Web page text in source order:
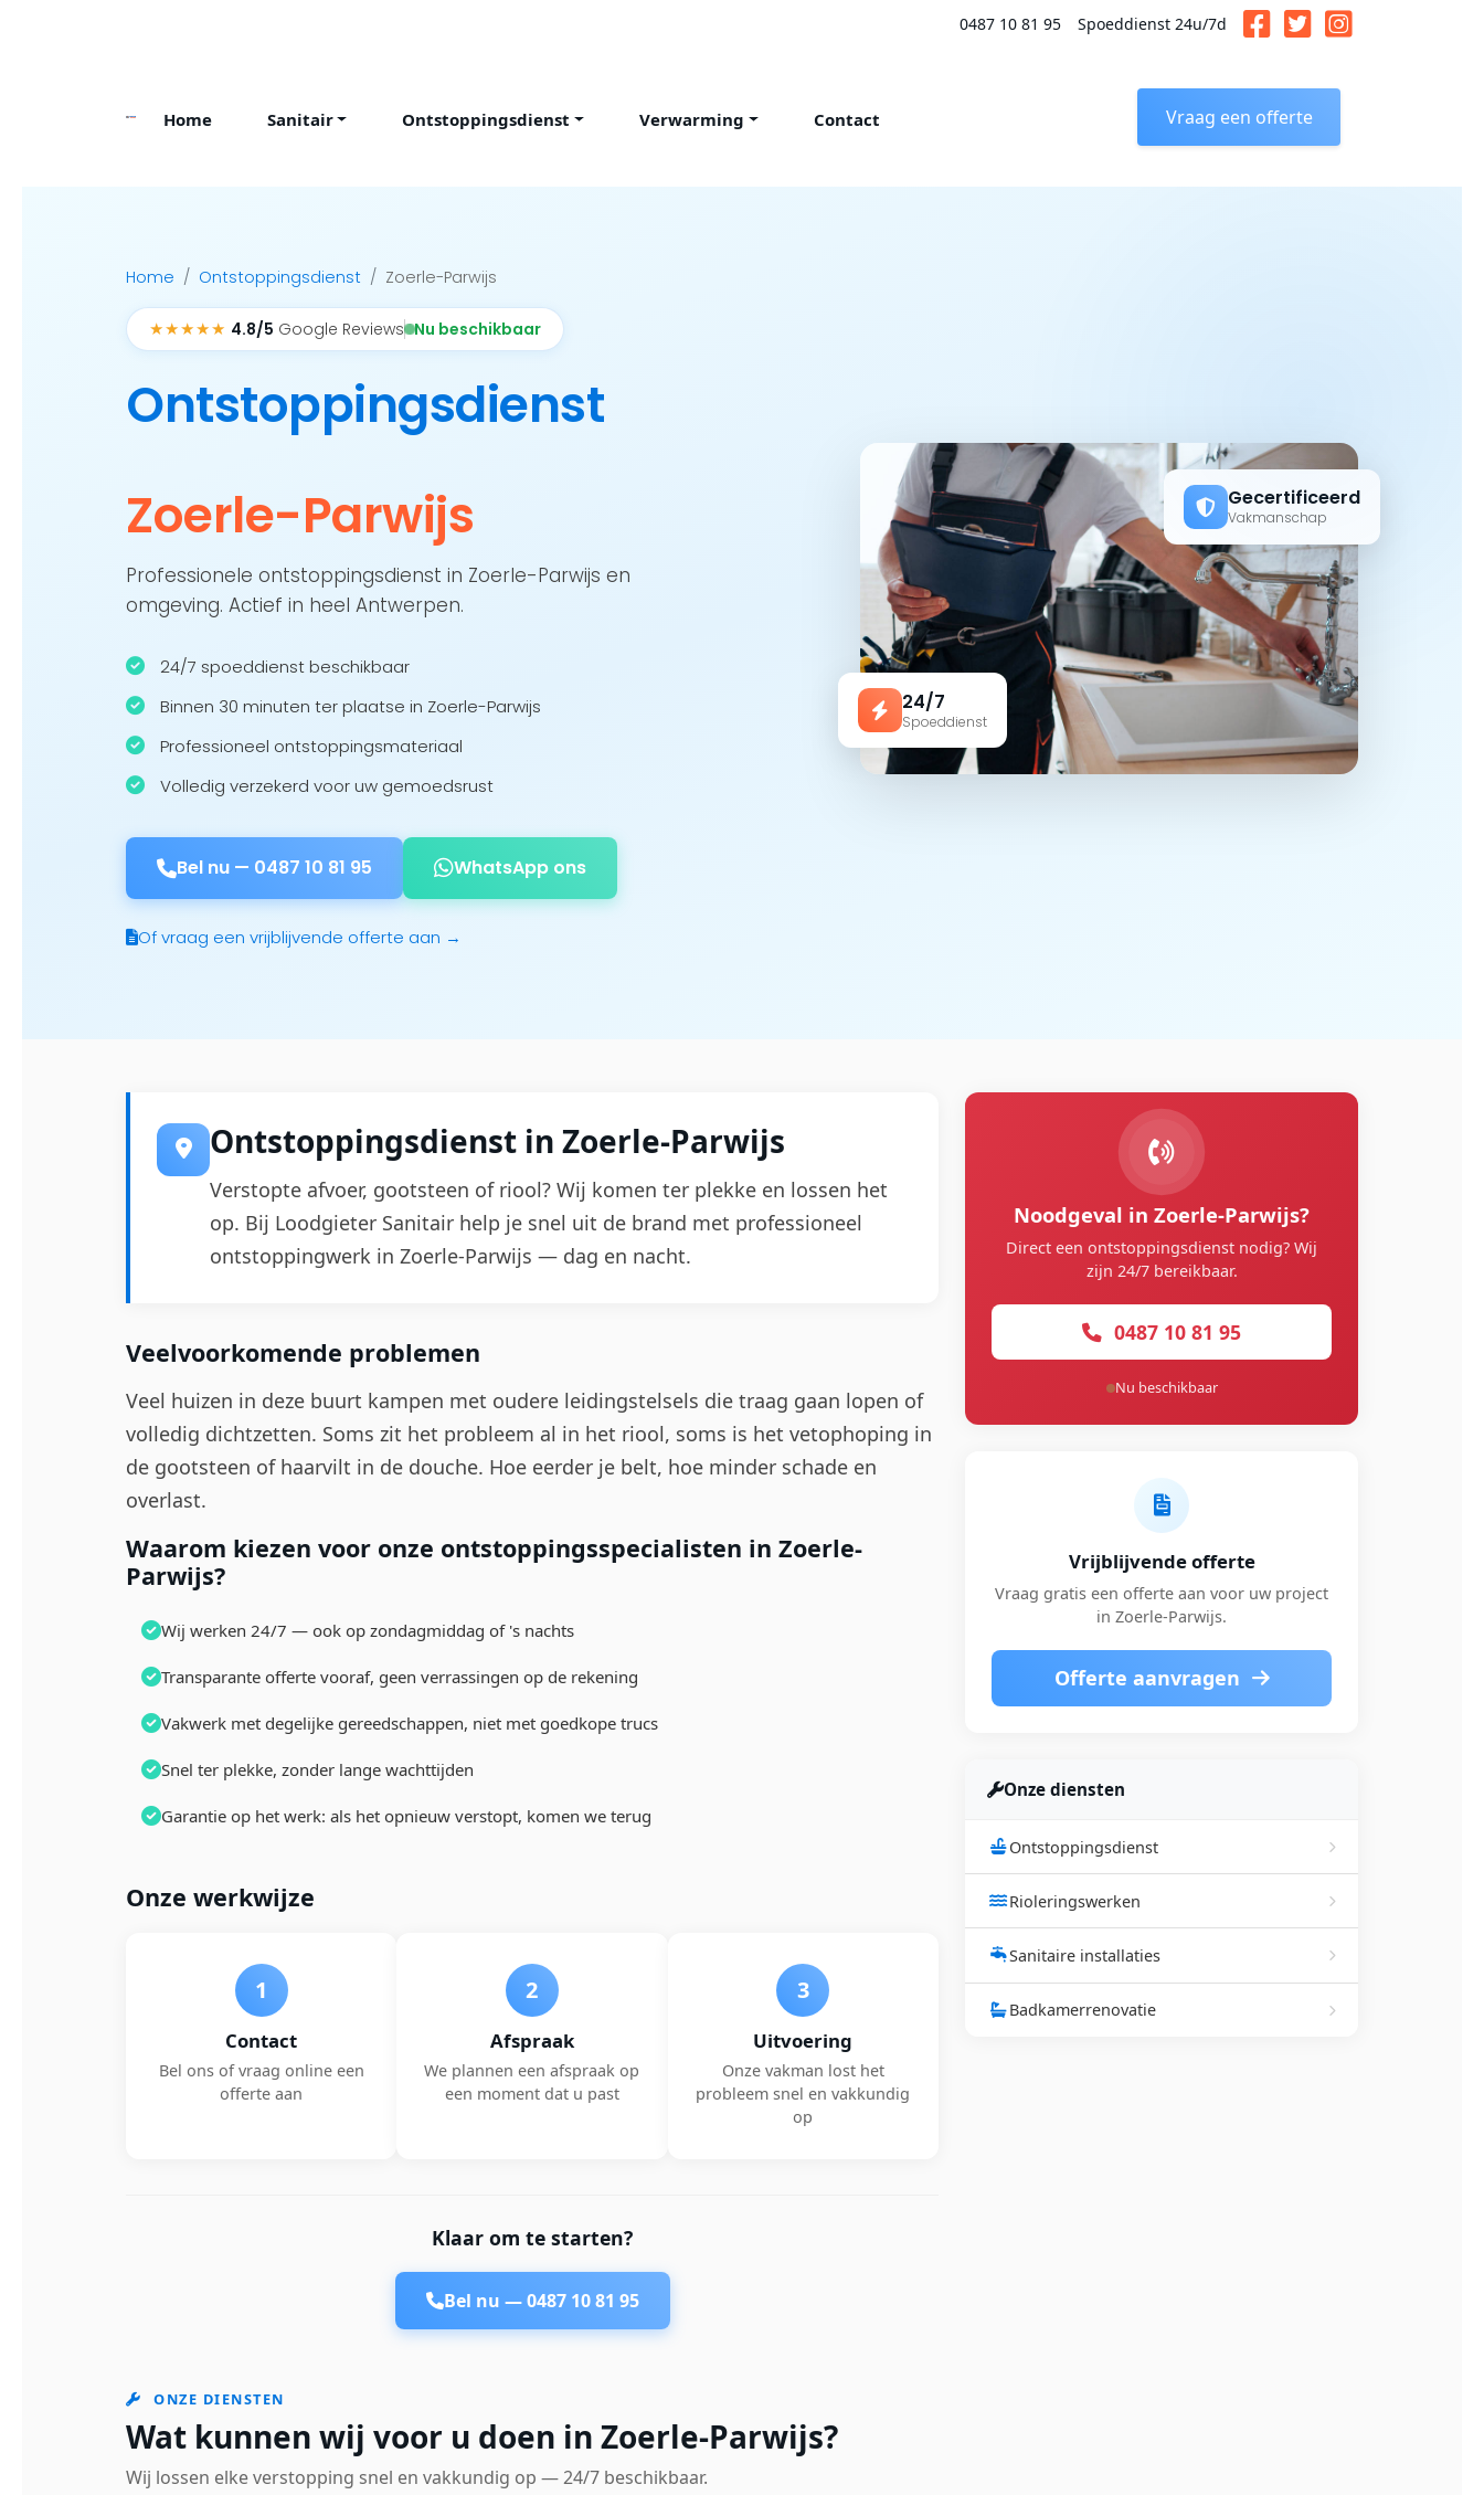
0487 10 81 95 Spoeddienst 24u/7d
Home Sanitair Ontstoppingsdienst Verwarming Contact Vraag een offerte
Home Ontstoppingsdienst Zoerle-Parwijs
★★★★★ 4.8/5 Google Reviews Nu beschikbaar
Ontstoppingsdienst
Zoerle-Parwijs
Professionele ontstoppingsdienst in Zoerle-Parwijs en
omgeving. Actief in heel Antwerpen.
24/7 spoeddienst beschikbaar
Binnen 30 minuten ter plaatse in Zoerle-Parwijs
Professioneel ontstoppingsmateriaal
Volledig verzekerd voor uw gemoedsrust
Bel nu — 0487 10 81 95 WhatsApp ons
Of vraag een vrijblijvende offerte aan →
24/7
Spoeddienst
Gecertificeerd
Vakmanschap
Ontstoppingsdienst in Zoerle-Parwijs
Verstopte afvoer, gootsteen of riool? Wij komen ter plekke en lossen het
op. Bij Loodgieter Sanitair help je snel uit de brand met professioneel
ontstoppingwerk in Zoerle-Parwijs — dag en nacht.
Veelvoorkomende problemen
Veel huizen in deze buurt kampen met oudere leidingstelsels die traag gaan lopen of
volledig dichtzetten. Soms zit het probleem al in het riool, soms is het vetophoping in
de gootsteen of haarvilt in de douche. Hoe eerder je belt, hoe minder schade en
overlast.
Waarom kiezen voor onze ontstoppingsspecialisten in Zoerle-
Parwijs?
Wij werken 24/7 — ook op zondagmiddag of 's nachts
Transparante offerte vooraf, geen verrassingen op de rekening
Vakwerk met degelijke gereedschappen, niet met goedkope trucs
Snel ter plekke, zonder lange wachttijden
Garantie op het werk: als het opnieuw verstopt, komen we terug
Onze werkwijze
1
Contact
Bel ons of vraag online een
offerte aan
2
Afspraak
We plannen een afspraak op
een moment dat u past
3
Uitvoering
Onze vakman lost het
probleem snel en vakkundig
op
Klaar om te starten?
Bel nu —0487 10 81 95
ONZE DIENSTEN
Wat kunnen wij voor u doen in Zoerle-Parwijs?
Wij lossen elke verstopping snel en vakkundig op — 24/7 beschikbaar.
Noodgeval in Zoerle-Parwijs?
Direct een ontstoppingsdienst nodig? Wij
zijn 24/7 bereikbaar.
0487 10 81 95
Nu beschikbaar
Vrijblijvende offerte
Vraag gratis een offerte aan voor uw project
in Zoerle-Parwijs.
Offerte aanvragen
Onze diensten
Ontstoppingsdienst
Rioleringswerken
Sanitaire installaties
Badkamerrenovatie